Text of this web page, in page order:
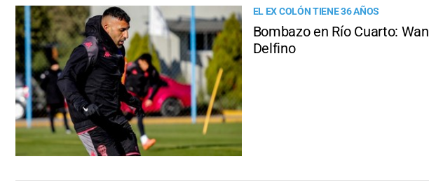
EL EX COLÓN TIENE 36 AÑOS
Bombazo en Río Cuarto:
Delfino